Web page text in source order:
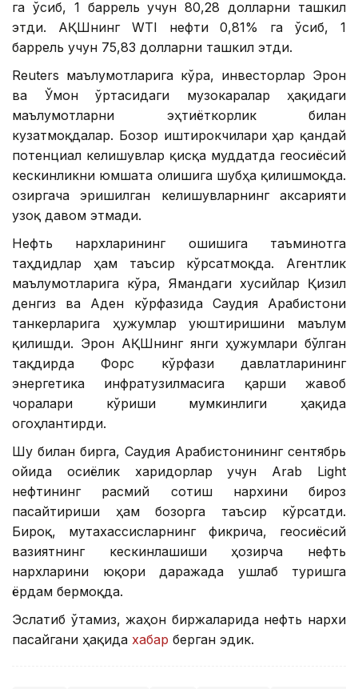
га ўсиб, 1 баррель учун 80,28 долларни ташкил
этди. АҚШнинг WTI нефти 0,81% га ўсиб, 1
баррель учун 75,83 долларни ташкил этди.
Reuters маълумотларига кўра, инвесторлар Эрон
ва Ўмон ўртасидаги музокаралар ҳақидаги
маълумотларни эҳтиёткорлик билан
кузатмоқдалар. Бозор иштирокчилари ҳар қандай
потенциал келишувлар қисқа муддатда геосиёсий
кескинликни юмшата олишига шубҳа қилишмоқда.
Ҳозиргача эришилган келишувларнинг аксарияти
узоқ давом этмади.
Нефть нархларининг ошишига таъминотга
таҳдидлар ҳам таъсир кўрсатмоқда. Агентлик
маълумотларига кўра, Ямандаги хусийлар Қизил
денгиз ва Аден кўрфазида Саудия Арабистони
танкерларига ҳужумлар уюштиришини маълум
қилишди. Эрон АҚШнинг янги ҳужумлари бўлган
тақдирда Форс кўрфази давлатларининг
энергетика инфратузилмасига қарши жавоб
чоралари кўриши мумкинлиги ҳақида
огоҳлантирди.
Шу билан бирга, Саудия Арабистонининг сентябрь
ойида осиёлик харидорлар учун Arab Light
нефтининг расмий сотиш нархини бироз
пасайтириши ҳам бозорга таъсир кўрсатди.
Бироқ, мутахассисларнинг фикрича, геосиёсий
вазиятнинг кескинлашиши ҳозирча нефть
нархларини юқори даражада ушлаб туришга
ёрдам бермоқда.
Эслатиб ўтамиз, жаҳон биржаларида нефть нархи
пасайгани ҳақида хабар берган эдик.